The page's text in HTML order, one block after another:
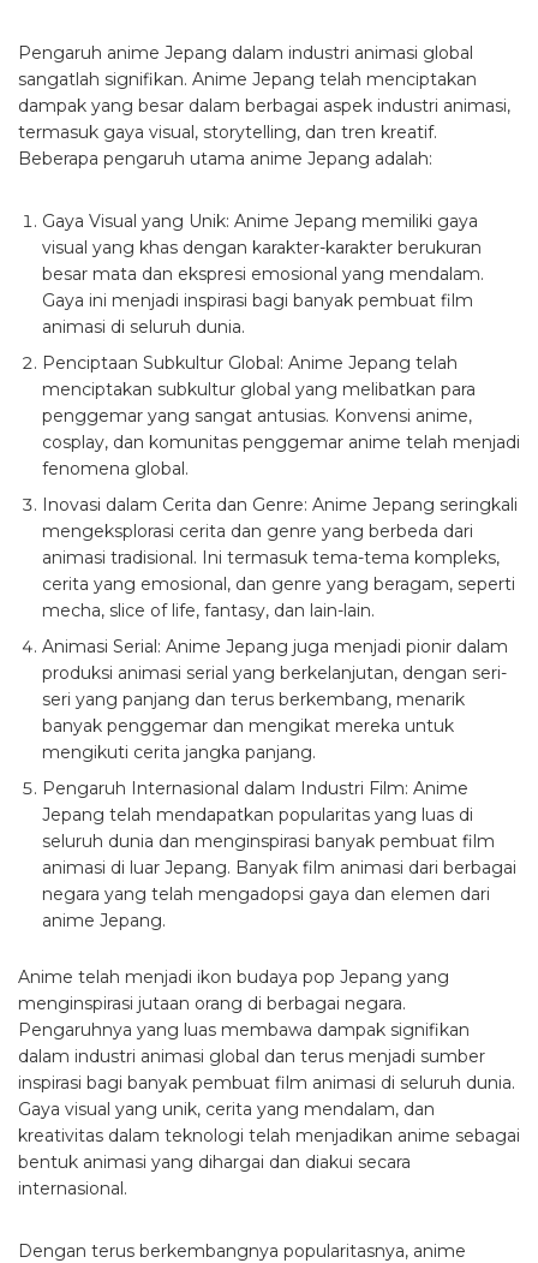
Pengaruh anime Jepang dalam industri animasi global
sangatlah signifikan. Anime Jepang telah menciptakan
dampak yang besar dalam berbagai aspek industri animasi,
termasuk gaya visual, storytelling, dan tren kreatif.
Beberapa pengaruh utama anime Jepang adalah:
Gaya Visual yang Unik: Anime Jepang memiliki gaya
visual yang khas dengan karakter-karakter berukuran
besar mata dan ekspresi emosional yang mendalam.
Gaya ini menjadi inspirasi bagi banyak pembuat film
animasi di seluruh dunia.
Penciptaan Subkultur Global: Anime Jepang telah
menciptakan subkultur global yang melibatkan para
penggemar yang sangat antusias. Konvensi anime,
cosplay, dan komunitas penggemar anime telah menjadi
fenomena global.
Inovasi dalam Cerita dan Genre: Anime Jepang seringkali
mengeksplorasi cerita dan genre yang berbeda dari
animasi tradisional. Ini termasuk tema-tema kompleks,
cerita yang emosional, dan genre yang beragam, seperti
mecha, slice of life, fantasy, dan lain-lain.
Animasi Serial: Anime Jepang juga menjadi pionir dalam
produksi animasi serial yang berkelanjutan, dengan seri-
seri yang panjang dan terus berkembang, menarik
banyak penggemar dan mengikat mereka untuk
mengikuti cerita jangka panjang.
Pengaruh Internasional dalam Industri Film: Anime
Jepang telah mendapatkan popularitas yang luas di
seluruh dunia dan menginspirasi banyak pembuat film
animasi di luar Jepang. Banyak film animasi dari berbagai
negara yang telah mengadopsi gaya dan elemen dari
anime Jepang.
Anime telah menjadi ikon budaya pop Jepang yang
menginspirasi jutaan orang di berbagai negara.
Pengaruhnya yang luas membawa dampak signifikan
dalam industri animasi global dan terus menjadi sumber
inspirasi bagi banyak pembuat film animasi di seluruh dunia.
Gaya visual yang unik, cerita yang mendalam, dan
kreativitas dalam teknologi telah menjadikan anime sebagai
bentuk animasi yang dihargai dan diakui secara
internasional.
Dengan terus berkembangnya popularitasnya, anime